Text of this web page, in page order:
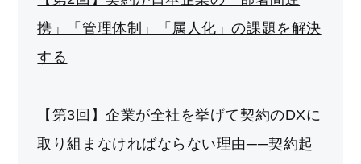
携」「管理体制」「属人化」の課題を解決
する
【第3回】企業が全社を挙げて契約のDXに
取り組まなければならない理由──契約起